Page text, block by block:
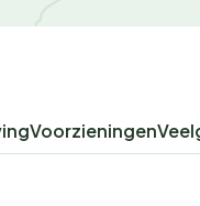
Voorzieningen